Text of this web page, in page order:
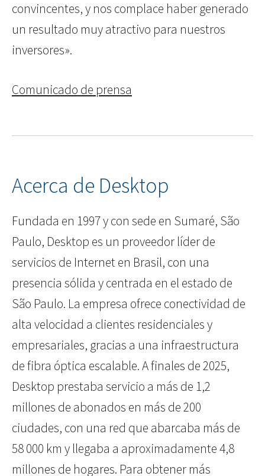
convincentes, y nos complace haber generado
un resultado muy atractivo para nuestros
inversores».
Comunicado de prensa
Acerca de Desktop
Fundada en 1997 y con sede en Sumaré, São
Paulo, Desktop es un proveedor líder de
servicios de Internet en Brasil, con una
presencia sólida y centrada en el estado de
São Paulo. La empresa ofrece conectividad de
alta velocidad a clientes residenciales y
empresariales, gracias a una infraestructura
de fibra óptica escalable. A finales de 2025,
Desktop prestaba servicio a más de 1,2
millones de abonados en más de 200
ciudades, con una red que abarcaba más de
58 000 km y llegaba a aproximadamente 4,8
millones de hogares. Para obtener más